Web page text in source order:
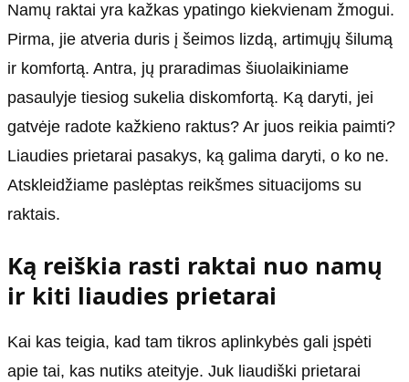
Dirbtinis intelektas
Namų raktai yra kažkas ypatingo kiekvienam žmogui.
Pirma, jie atveria duris į šeimos lizdą, artimųjų šilumą
ir komfortą. Antra, jų praradimas šiuolaikiniame
pasaulyje tiesiog sukelia diskomfortą. Ką daryti, jei
gatvėje radote kažkieno raktus? Ar juos reikia paimti?
Liaudies prietarai pasakys, ką galima daryti, o ko ne.
Atskleidžiame paslėptas reikšmes situacijoms su
raktais.
Ką reiškia rasti raktai nuo namų
ir kiti liaudies prietarai
Kai kas teigia, kad tam tikros aplinkybės gali įspėti
apie tai, kas nutiks ateityje. Juk liaudiški prietarai